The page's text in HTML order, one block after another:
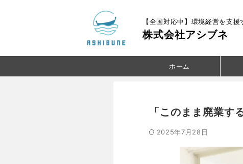
【全国対応中】環境経営を支援
株式会社アシブネ
ホーム
「このまま廃業
2025年7月28日